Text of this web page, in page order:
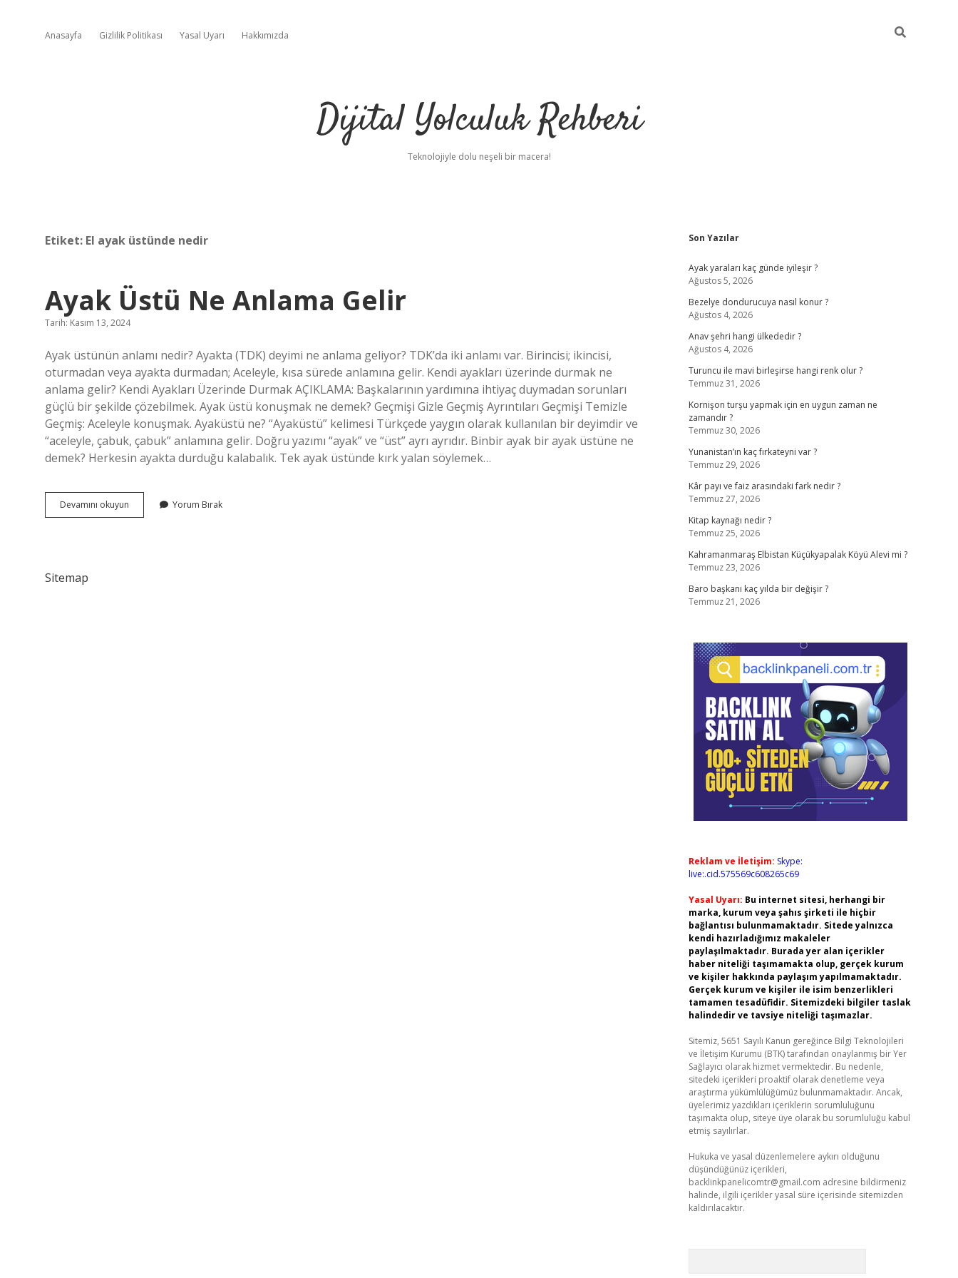
Anasayfa Gizlilik Politikası Yasal Uyarı Hakkımızda
Dijital Yolculuk Rehberi
Teknolojiyle dolu neşeli bir macera!
Etiket: El ayak üstünde nedir
Ayak Üstü Ne Anlama Gelir
Tarih: Kasım 13, 2024
Ayak üstünün anlamı nedir? Ayakta (TDK) deyimi ne anlama geliyor? TDK’da iki anlamı var. Birincisi; ikincisi,
oturmadan veya ayakta durmadan; Aceleyle, kısa sürede anlamına gelir. Kendi ayakları üzerinde durmak ne
anlama gelir? Kendi Ayakları Üzerinde Durmak AÇIKLAMA: Başkalarının yardımına ihtiyaç duymadan sorunları
güçlü bir şekilde çözebilmek. Ayak üstü konuşmak ne demek? Geçmişi Gizle Geçmiş Ayrıntıları Geçmişi Temizle
Geçmiş: Aceleyle konuşmak. Ayaküstü ne? “Ayaküstü” kelimesi Türkçede yaygın olarak kullanılan bir deyimdir ve
“aceleyle, çabuk, çabuk” anlamına gelir. Doğru yazımı “ayak” ve “üst” ayrı ayrıdır. Binbir ayak bir ayak üstüne ne
demek? Herkesin ayakta durduğu kalabalık. Tek ayak üstünde kırk yalan söylemek…
Devamını okuyun
Üstü
Yorum Bırak
Sitemap
Sidebar
Son Yazılar
Ayak yaraları kaç günde iyileşir ?
Ağustos 5, 2026
Bezelye dondurucuya nasıl konur ?
Ağustos 4, 2026
Anav şehri hangi ülkededir ?
Ağustos 4, 2026
Turuncu ile mavi birleşirse hangi renk olur ?
Temmuz 31, 2026
Kornişon turşu yapmak için en uygun zaman ne
zamandır ?
Temmuz 30, 2026
Yunanistan’ın kaç fırkateyni var ?
Temmuz 29, 2026
Kâr payı ve faiz arasındaki fark nedir ?
Temmuz 27, 2026
Kitap kaynağı nedir ?
Temmuz 25, 2026
Kahramanmaraş Elbistan Küçükyapalak Köyü Alevi mi ?
Temmuz 23, 2026
Baro başkanı kaç yılda bir değişir ?
Temmuz 21, 2026
Reklam ve İletişim: Skype:
live:.cid.575569c608265c69
Yasal Uyarı: Bu internet sitesi, herhangi bir
marka, kurum veya şahıs şirketi ile hiçbir
bağlantısı bulunmamaktadır. Sitede yalnızca
kendi hazırladığımız makaleler
paylaşılmaktadır. Burada yer alan içerikler
haber niteliği taşımamakta olup, gerçek kurum
ve kişiler hakkında paylaşım yapılmamaktadır.
Gerçek kurum ve kişiler ile isim benzerlikleri
tamamen tesadüfidir. Sitemizdeki bilgiler taslak
halindedir ve tavsiye niteliği taşımazlar.
Sitemiz, 5651 Sayılı Kanun gereğince Bilgi Teknolojileri
ve İletişim Kurumu (BTK) tarafından onaylanmış bir Yer
Sağlayıcı olarak hizmet vermektedir. Bu nedenle,
sitedeki içerikleri proaktif olarak denetleme veya
araştırma yükümlülüğümüz bulunmamaktadır. Ancak,
üyelerimiz yazdıkları içeriklerin sorumluluğunu
taşımakta olup, siteye üye olarak bu sorumluluğu kabul
etmiş sayılırlar.
Hukuka ve yasal düzenlemelere aykırı olduğunu
düşündüğünüz içerikleri,
backlinkpanelicomtr@gmail.com adresine bildirmeniz
halinde, ilgili içerikler yasal süre içerisinde sitemizden
kaldırılacaktır.